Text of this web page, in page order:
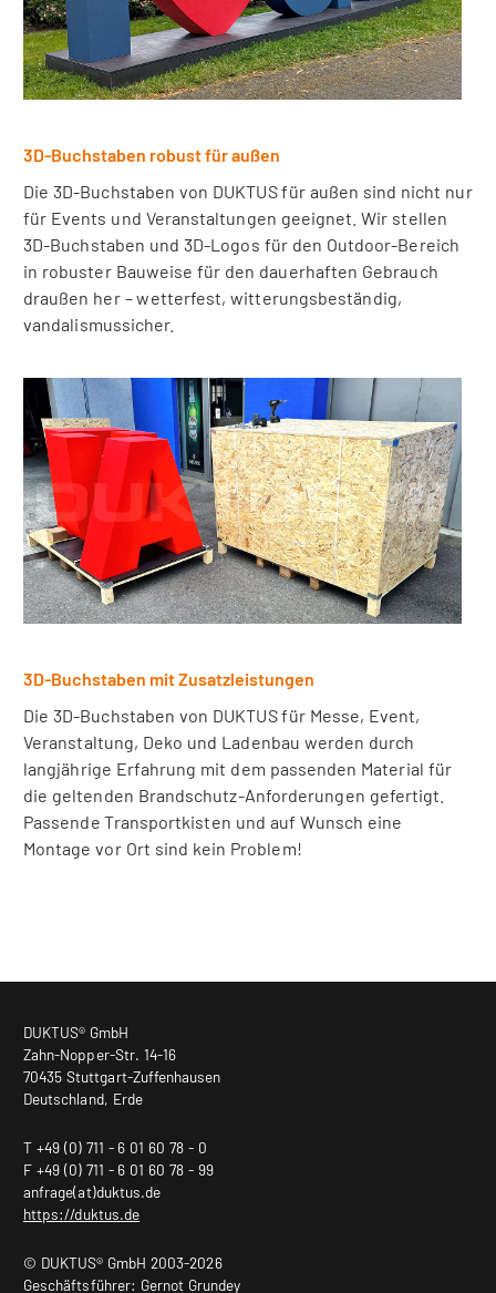
3D-Buchstaben robust für außen
Die 3D-Buchstaben von DUKTUS für außen sind nicht nur
für Events und Veranstaltungen geeignet. Wir stellen
3D-Buchstaben und 3D-Logos für den Outdoor-Bereich
in robuster Bauweise für den dauerhaften Gebrauch
draußen her – wetterfest, witterungsbeständig,
vandalismussicher.
3D-Buchstaben mit Zusatzleistungen
Die 3D-Buchstaben von DUKTUS für Messe, Event,
Veranstaltung, Deko und Ladenbau werden durch
langjährige Erfahrung mit dem passenden Material für
die geltenden Brandschutz-Anforderungen gefertigt.
Passende Transportkisten und auf Wunsch eine
Montage vor Ort sind kein Problem!
DUKTUS® GmbH
Zahn-Nopper-Str. 14-16
70435 Stuttgart-Zuffenhausen
Deutschland, Erde
T +49 (0) 711 - 6 01 60 78 - 0
F +49 (0) 711 - 6 01 60 78 - 99
anfrage(at)duktus.de
https://duktus.de
© DUKTUS® GmbH 2003-2026
Geschäftsführer: Gernot Grundey